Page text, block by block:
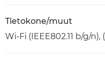
Tietokone/muut
Wi-Fi (IEEE802.11 b/g/n),